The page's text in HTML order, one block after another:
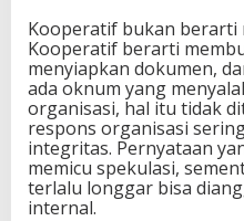
Kooperatif bukan berarti
Kooperatif berarti
menyiapkan dokumen,
ada oknum yang
organisasi, hal itu tidak
respons organisasi
integritas. Pernyataan
memicu spekulasi,
terlalu longgar bisa
internal.